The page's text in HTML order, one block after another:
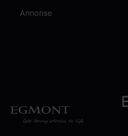
Annonse